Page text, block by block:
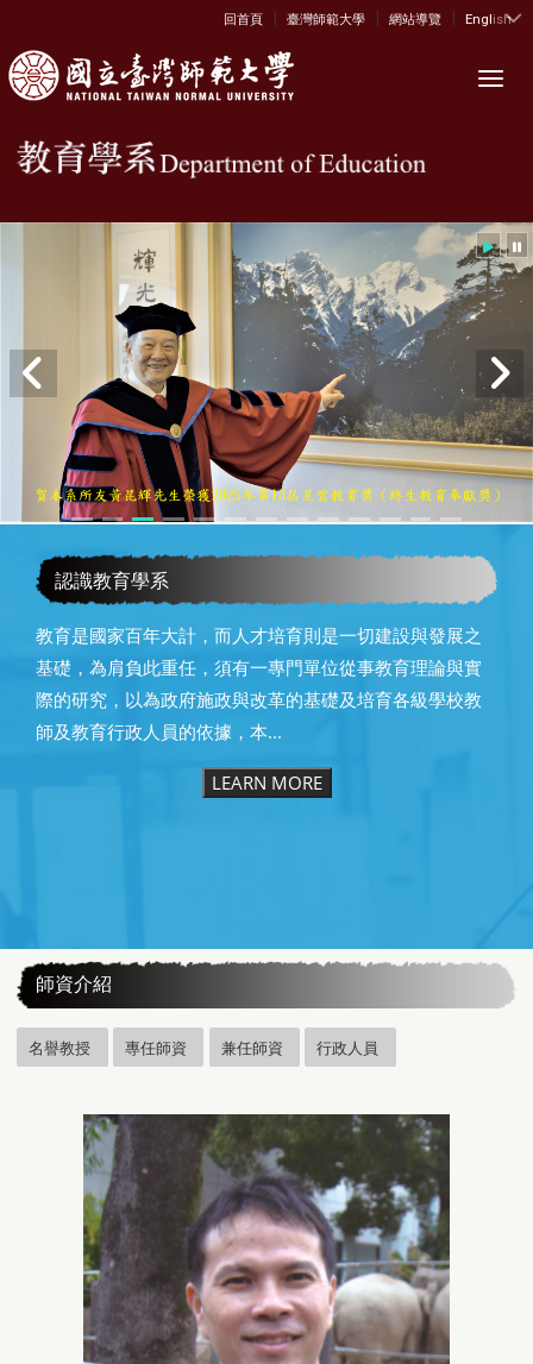
:::
回首頁 | 臺灣師範大學 | 網站導覽 | English
認識教育學系
教育是國家百年大計，而人才培育則是一切建設與發展之
基礎，為肩負此重任，須有一專門單位從事教育理論與實
際的研究，以為政府施政與改革的基礎及培育各級學校教
師及教育行政人員的依據，本...
LEARN MORE
師資介紹
名譽教授 專任師資 兼任師資 行政人員